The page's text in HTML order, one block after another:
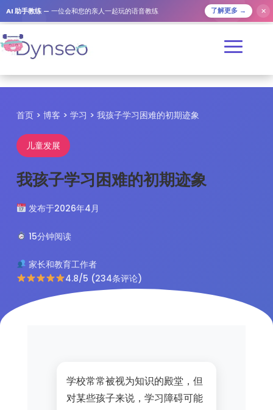
AI 助手教练 — 一位会和您的亲人一起玩的语音教练 了解更多 → ✕
首页 > 博客 > 学习 > 我孩子学习困难的初期迹象
儿童发展
我孩子学习困难的初期迹象
发布于2026年4月
15分钟阅读
家长和教育工作者
4.8/5 (234条评论)
学校常常被视为知识的殿堂，但
对某些孩子来说，学习障碍可能